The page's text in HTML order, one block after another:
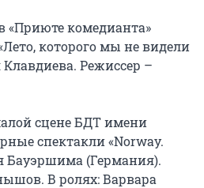
«Приюте комедианта»
которого мы не видели
Режиссер –
сцене БДТ имени
спектакли «Norway.
Бауэршима (Германия).
В ролях: Варвара